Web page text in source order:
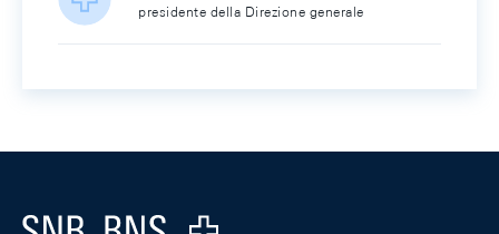
presidente della Direzione generale
Logo